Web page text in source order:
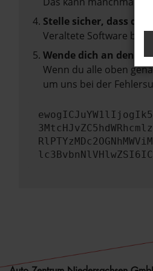
Stelle sicher, dass
Veraltete Software
Wende dich an den
Wenn du alle oben
um uns bei der